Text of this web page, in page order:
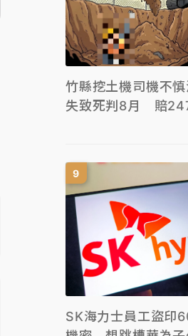
竹縣挖土機司機不
失致死判8月 賠
SK海力士員工盜印